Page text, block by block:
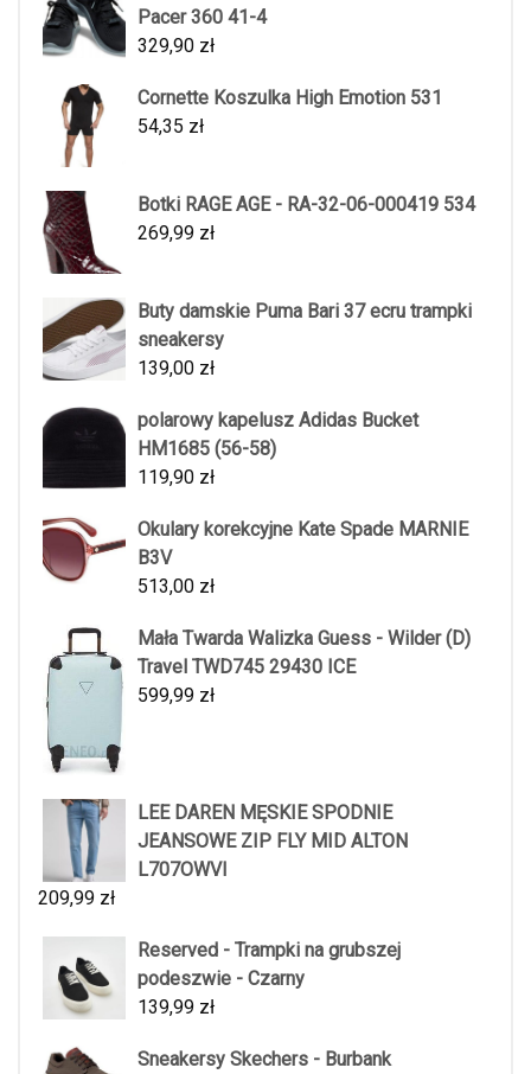
Pacer 360 41-4
329,90 zł
Cornette Koszulka High Emotion 531
54,35 zł
Botki RAGE AGE - RA-32-06-000419 534
269,99 zł
Buty damskie Puma Bari 37 ecru trampki
sneakersy
139,00 zł
polarowy kapelusz Adidas Bucket
HM1685 (56-58)
119,90 zł
Okulary korekcyjne Kate Spade MARNIE
B3V
513,00 zł
Mała Twarda Walizka Guess - Wilder (D)
Travel TWD745 29430 ICE
599,99 zł
LEE DAREN MĘSKIE SPODNIE
JEANSOWE ZIP FLY MID ALTON
L707OWVI
209,99 zł
Reserved - Trampki na grubszej
podeszwie - Czarny
139,99 zł
Sneakersy Skechers - Burbank